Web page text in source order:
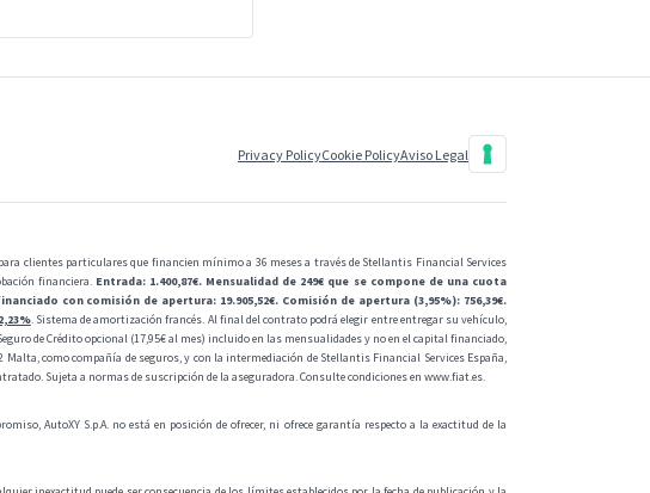
Privacy PolicyCookie PolicyAviso Legal
clientes particulares que financien mínimo a 36 meses a través de Stellantis Financial Services
financiera. Entrada: 1.400,87€. Mensualidad de 249€ que se compone de una cuota
con comisión de apertura: 19.905,52€. Comisión de apertura (3,95%): 756,39€.
. Sistema de amortización francés. Al final del contrato podrá elegir entre entregar su vehículo,
de Crédito opcional (17,95€ al mes) incluido en las mensualidades y no en el capital financiado,
Malta, como compañía de seguros, y con la intermediación de Stellantis Financial Services España,
Sujeta a normas de suscripción de la aseguradora. Consulte condiciones en www.fiat.es.
AutoXY S.p.A. no está en posición de ofrecer, ni ofrece garantía respecto a la exactitud de la